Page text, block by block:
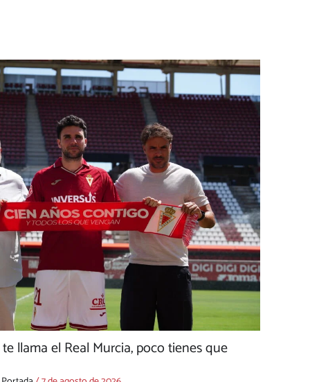
llama el Real Murcia, poco tienes que